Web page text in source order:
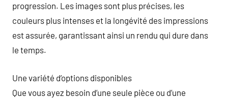
progression. Les images sont plus précises, les
couleurs plus intenses et la longévité des impressions
est assurée, garantissant ainsi un rendu qui dure dans
le temps.
Une variété d’options disponibles
Que vous ayez besoin d’une seule pièce ou d’une